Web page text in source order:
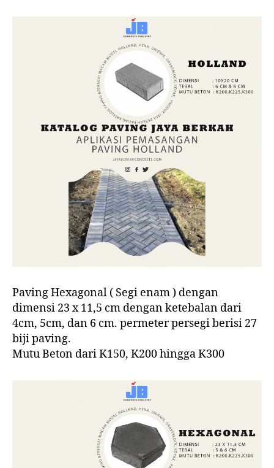
Paving Hexagonal ( Segi enam ) dengan
dimensi 23 x 11,5 cm dengan ketebalan dari
4cm, 5cm, dan 6 cm. permeter persegi berisi 27
biji paving.
Mutu Beton dari K150, K200 hingga K300